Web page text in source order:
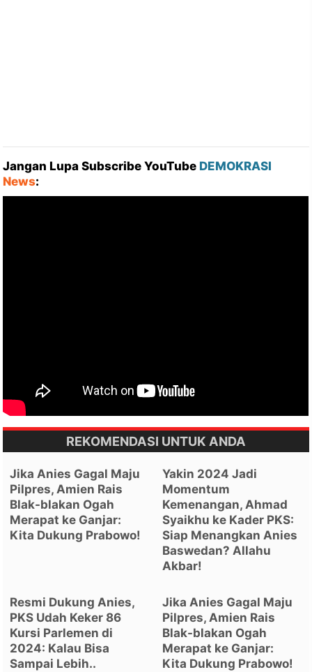
Jangan Lupa Subscribe YouTube DEMOKRASI
News:
REKOMENDASI UNTUK ANDA
Jika Anies Gagal Maju
Pilpres, Amien Rais
Blak-blakan Ogah
Merapat ke Ganjar:
Kita Dukung Prabowo!
Yakin 2024 Jadi
Momentum
Kemenangan, Ahmad
Syaikhu ke Kader PKS:
Siap Menangkan Anies
Baswedan? Allahu
Akbar!
Resmi Dukung Anies,
PKS Udah Keker 86
Kursi Parlemen di
2024: Kalau Bisa
Sampai Lebih..
Jika Anies Gagal Maju
Pilpres, Amien Rais
Blak-blakan Ogah
Merapat ke Ganjar:
Kita Dukung Prabowo!